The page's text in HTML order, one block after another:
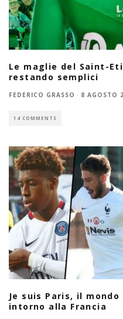
Le maglie del Saint-
restando semplici
FEDERICO GRASSO · 8 AGOSTO
14 COMMENTS
Je suis Paris, il
intorno alla Francia